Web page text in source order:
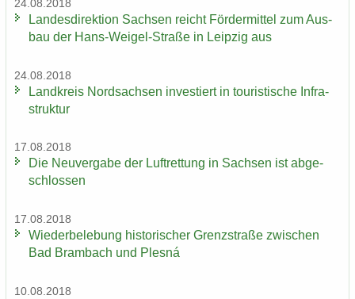
24.08.2018
Lan­des­di­rek­ti­on Sach­sen reicht För­der­mit­tel zum Aus­
bau der Hans-​Weigel-Straße in Leip­zig aus
24.08.2018
Land­kreis Nord­sach­sen in­ves­tiert in tou­ris­ti­sche In­fra­
struk­tur
17.08.2018
Die Neu­ver­ga­be der Luft­ret­tung in Sach­sen ist ab­ge­
schlos­sen
17.08.2018
Wie­der­be­le­bung his­to­ri­scher Grenz­stra­ße zwi­schen
Bad Brambach und Plesná
10.08.2018